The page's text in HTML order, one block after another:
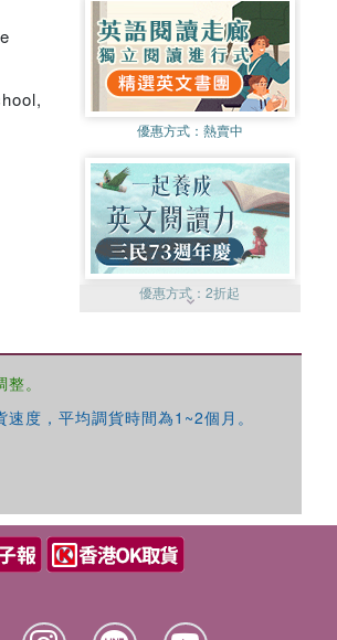
優惠方式： 熱賣中
優惠方式：2折起
。
度，平均調貨時間為1~2個月。